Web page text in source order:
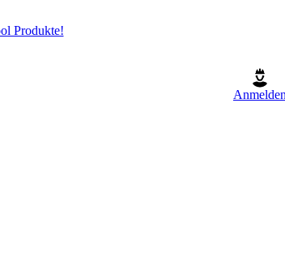
Produkte!
Anmelden